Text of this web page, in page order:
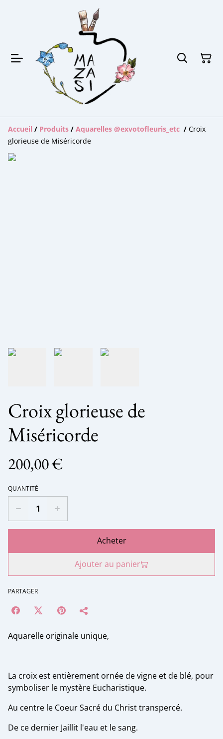
Accueil / Produits / Aquarelles @exvotofleuris_etc / Croix
glorieuse de Miséricorde
Croix glorieuse de
Miséricorde
200,00 €
QUANTITÉ
Acheter
Ajouter au panier
PARTAGER
Aquarelle originale unique,
La croix est entièrement ornée de vigne et de blé, pour
symboliser le mystère Eucharistique.
Au centre le Coeur Sacré du Christ transpercé.
De ce dernier Jaillit l'eau et le sang.